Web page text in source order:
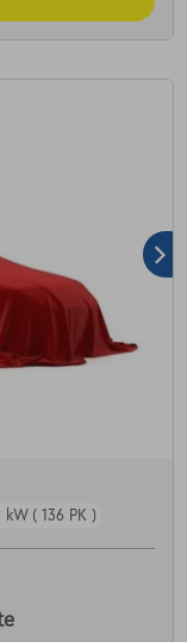
kW ( 136 PK )